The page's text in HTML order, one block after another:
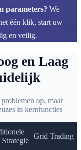
parameters? We
één klik, start uw
en veilig.
en Laag
op, maar
in kernfuncties
Grid Trading